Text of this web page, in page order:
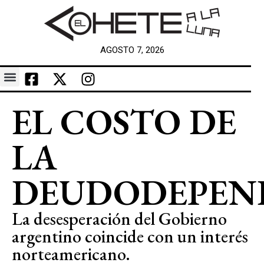
AGOSTO 7, 2026
EL COSTO DE
LA
La desesperación del Gobierno
argentino coincide con un interés
norteamericano.